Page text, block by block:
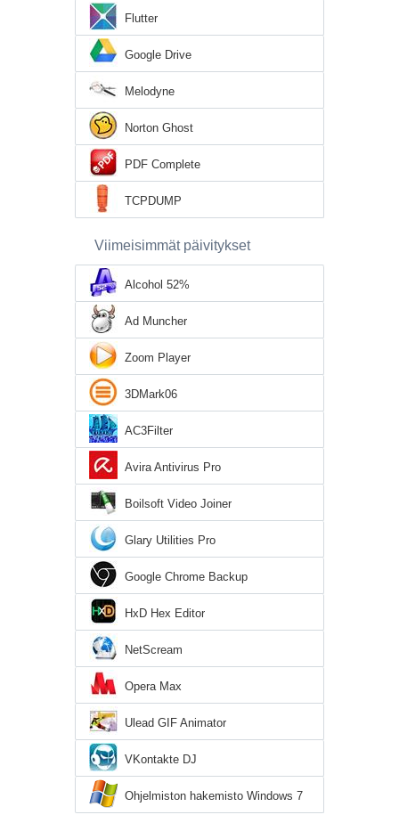
Flutter
Google Drive
Melodyne
Norton Ghost
PDF Complete
TCPDUMP
Viimeisimmät päivitykset
Alcohol 52%
Ad Muncher
Zoom Player
3DMark06
AC3Filter
Avira Antivirus Pro
Boilsoft Video Joiner
Glary Utilities Pro
Google Chrome Backup
HxD Hex Editor
NetScream
Opera Max
Ulead GIF Animator
VKontakte DJ
Ohjelmiston hakemisto Windows 7